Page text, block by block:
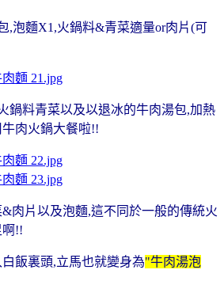
,泡麵X1,火鍋料&青菜適量or肉片(可
鍋料青菜以及以退冰的牛肉湯包,加熱
肉火鍋大餐啦!!
肉片以及泡麵,這不同於一般的傳統火
啊!!
飯裏頭,立馬也就變身為"牛肉湯泡